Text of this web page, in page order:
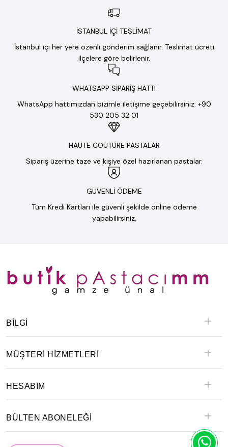
İSTANBUL İÇİ TESLİMAT
İstanbul içi her yere özenli gönderim sağlanır. Teslimat ücreti
ilçelere göre belirlenir.
WHATSAPP SİPARİŞ HATTI
WhatsApp hattımızdan bizimle iletişime geçebilirsiniz: +90
530 205 32 01
HAUTE COUTURE PASTALAR
Sipariş üzerine taze ve kişiye özel hazırlanan pastalar.
GÜVENLİ ÖDEME
Tüm Kredi Kartları ile güvenli şekilde online ödeme
yapabilirsiniz.
BILGI
MÜŞTERİ HİZMETLERİ
HESABIM
BÜLTEN ABONELEĞİ